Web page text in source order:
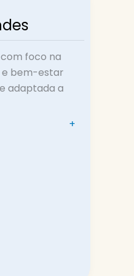
foco na
e bem-estar
adaptada a
+